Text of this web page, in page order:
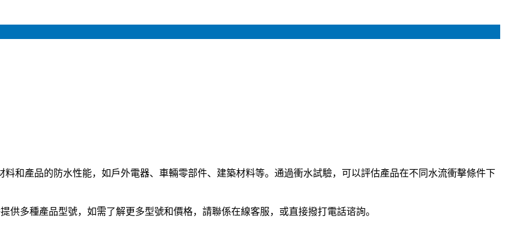
和產品的防水性能，如戶外電器、車輛零部件、建築材料等。通過衝水試驗，可以評估產品在不同水流衝擊條件下
供多種產品型號，如需了解更多型號和價格，請聯係在線客服，或直接撥打電話谘詢。